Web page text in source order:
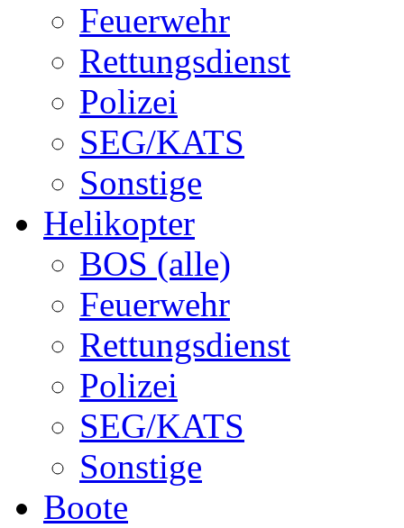
Feuerwehr
Rettungsdienst
Polizei
SEG/KATS
Sonstige
Helikopter
BOS (alle)
Feuerwehr
Rettungsdienst
Polizei
SEG/KATS
Sonstige
Boote